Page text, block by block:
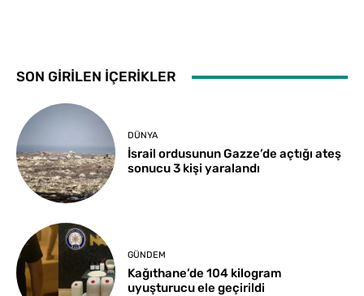
SON GİRİLEN İÇERİKLER
DÜNYA
İsrail ordusunun Gazze’de açtığı ateş
sonucu 3 kişi yaralandı
GÜNDEM
Kağıthane’de 104 kilogram
uyuşturucu ele geçirildi